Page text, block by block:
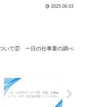
2025.06.03
いて② 一日の仕事量の調べ